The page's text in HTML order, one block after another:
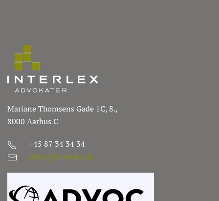
Mariane Thomsens Gade 1C, 8.,
8000 Aarhus C
+45 87 34 34 34
office@interlex.dk